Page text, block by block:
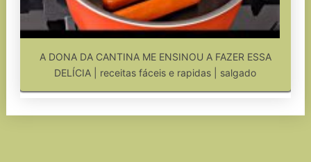
A DONA DA CANTINA ME ENSINOU A FAZER ESSA
DELÍCIA | receitas fáceis e rapidas | salgado